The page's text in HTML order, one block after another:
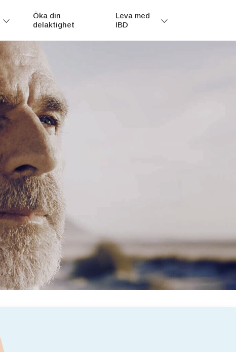
Öka din
delaktighet
Leva med
IBD